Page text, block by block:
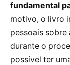
fundamental
motivo, o livro
pessoais
durante o
possível ter